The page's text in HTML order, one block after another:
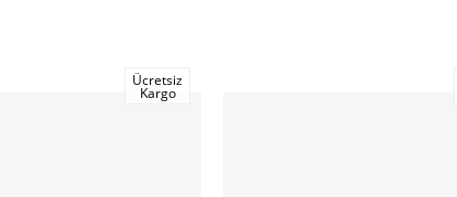
Ücretsiz
Kargo